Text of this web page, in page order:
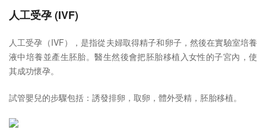
人工受孕 (IVF)
人工受孕（IVF），是指從夫婦取得精子和卵子，然後在實驗室培養
液中培養並產生胚胎。醫生然後會把胚胎移植入女性的子宮內，使
其成功懷孕。
試管嬰兒的步驟包括：誘發排卵，取卵，體外受精，胚胎移植。